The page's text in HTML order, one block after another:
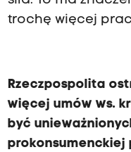
trochę więcej
Rzeczpospolita
więcej umów ws.
być
prokonsumenckiej